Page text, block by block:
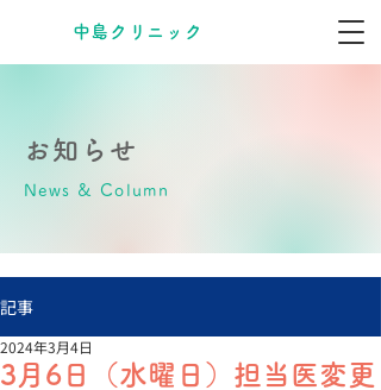
​中島クリニック
お知らせ
News & Column
記事
3月6日（水曜日）担当医変更
2024年3月4日